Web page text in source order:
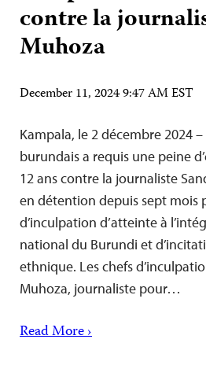
contre la
Muhoza
December 11, 2024 9:47 AM EST
Kampala, le 2 décembre 2024
burundais a requis une peine
12 ans contre la journaliste
en détention depuis sept mois
d’inculpation d’atteinte à
national du Burundi et
ethnique. Les chefs
Muhoza, journaliste pour…
Read More ›